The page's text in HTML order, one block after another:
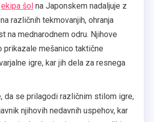
ekipa šol na Japonskem nadaljuje z
različnih tekmovanjih, ohranja
na mednarodnem odru. Njihove
prikazale mešanico taktične
igre, kar jih dela za resnega
da se prilagodi različnim stilom igre,
njihovih nedavnih uspehov, kar